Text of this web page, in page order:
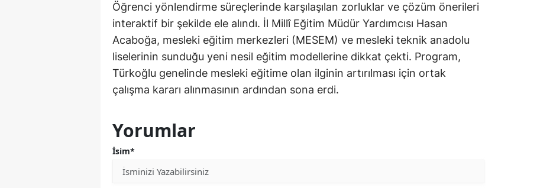
Öğrenci yönlendirme süreçlerinde karşılaşılan zorluklar ve çözüm önerileri
interaktif bir şekilde ele alındı. İl Millî Eğitim Müdür Yardımcısı Hasan
Acaboğa, mesleki eğitim merkezleri (MESEM) ve mesleki teknik anadolu
liselerinin sunduğu yeni nesil eğitim modellerine dikkat çekti. Program,
Türkoğlu genelinde mesleki eğitime olan ilginin artırılması için ortak
çalışma kararı alınmasının ardından sona erdi.
Yorumlar
İsim*